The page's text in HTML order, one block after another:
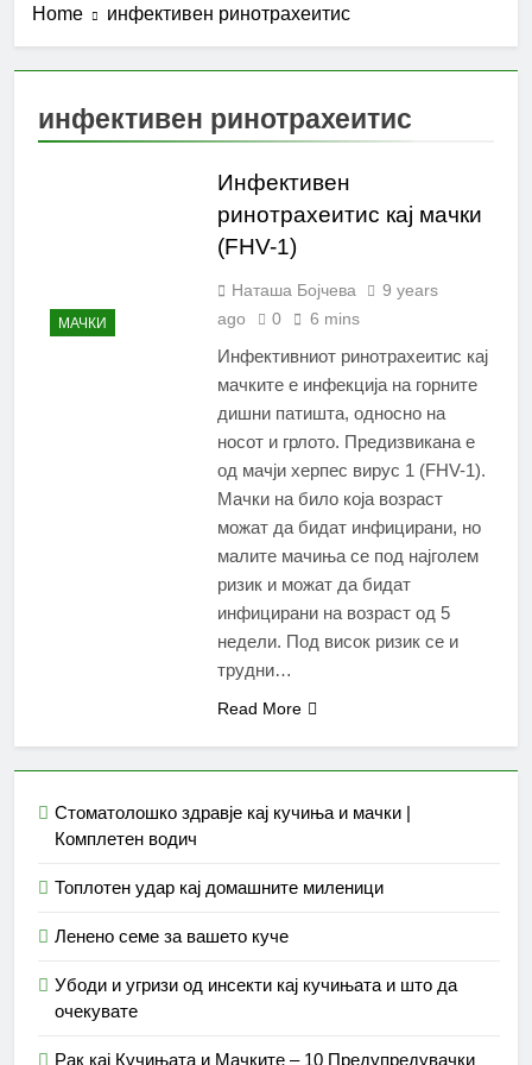
Home инфективен ринотрахеитис
инфективен ринотрахеитис
МАЧКИ
Инфективен
ринотрахеитис кај мачки
(FHV-1)
Наташа Бојчева
9 years
ago
0 6 mins
Инфективниот ринотрахеитис кај
мачките е инфекција на горните
дишни патишта, односно на
носот и грлото. Предизвикана е
од мачји херпес вирус 1 (FHV-1).
Мачки на било која возраст
можат да бидат инфицирани, но
малите мачиња се под најголем
ризик и можат да бидат
инфицирани на возраст од 5
недели. Под висок ризик се и
трудни…
Read More
Стоматолошко здравје кај кучиња и мачки |
Комплетен водич
Топлотен удар кај домашните миленици
Ленено семе за вашето куче
Убоди и угризи од инсекти кај кучињата и што да
очекувате
Рак кај Кучињата и Мачките – 10 Предупредувачки